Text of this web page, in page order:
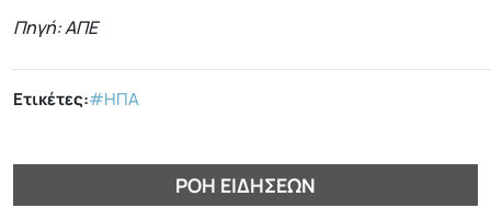
Πηγή: ΑΠΕ
Ετικέτες:#ΗΠΑ
ΡΟΉ ΕΙΔΉΣΕΩΝ